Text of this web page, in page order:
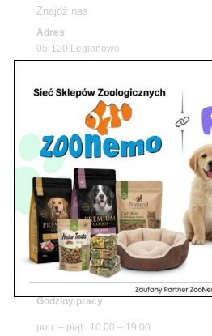
Znajdź nas
Adres
05-120 Legionowo
tel./fax. 22 784 71 96
Godziny pracy
pon. – piąt. 10.00 – 19.00
sob. 10.00 – 15.00
niedz. zamknięte
Adres
05-100 Nowy Dwór Mazowiecki
ul. Leśna 2
tel. 503 900 215
Godziny pracy
pon. – piąt. 10.00 – 19.00